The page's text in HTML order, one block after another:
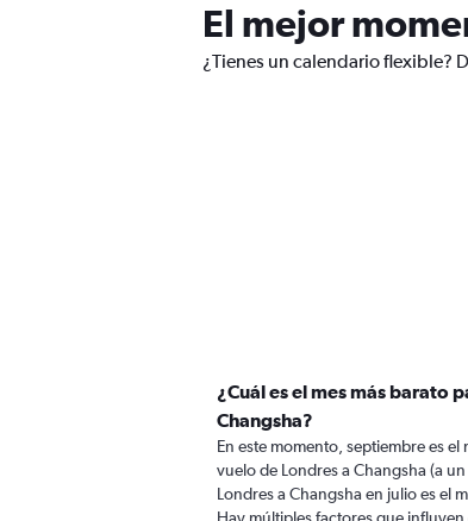
El mejor
¿Tienes un calendario flexible?
¿Cuál es el mes más barato
Changsha?
En este momento, septiembre es
vuelo de Londres a Changsha (a
Londres a Changsha en julio es el